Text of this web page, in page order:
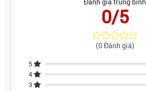
Đánh giá trung bình
0/5
(0 Đánh giá)
5
4
3